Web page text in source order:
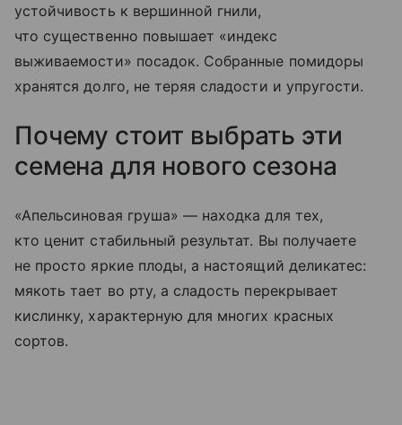
устойчивость к вершинной гнили,
что существенно повышает «индекс
выживаемости» посадок. Собранные помидоры
хранятся долго, не теряя сладости и упругости.
Почему стоит выбрать эти
семена для нового сезона
«Апельсиновая груша» — находка для тех,
кто ценит стабильный результат. Вы получаете
не просто яркие плоды, а настоящий деликатес:
мякоть тает во рту, а сладость перекрывает
кислинку, характерную для многих красных
сортов.